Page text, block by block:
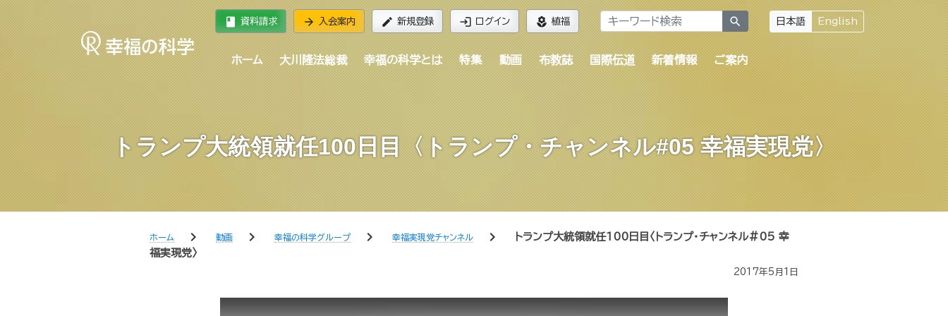
book 資料請求 arrow_forward 入会案内 edit 新規登録 login ログイン local_florist 植福 search 日本語 English
ホーム 大川隆法総裁 幸福の科学とは 特集 動画 布教誌 国際伝道 新着情報 ご案内
トランプ大統領就任100日目〈トランプ・チャンネル#05 幸福実現党〉
ホーム chevron_right 動画 chevron_right 幸福の科学グループ chevron_right 幸福実現党チャンネル chevron_right
トランプ大統領就任100日目〈トランプ・チャンネル#05 幸
福実現党〉
2017年5月1日